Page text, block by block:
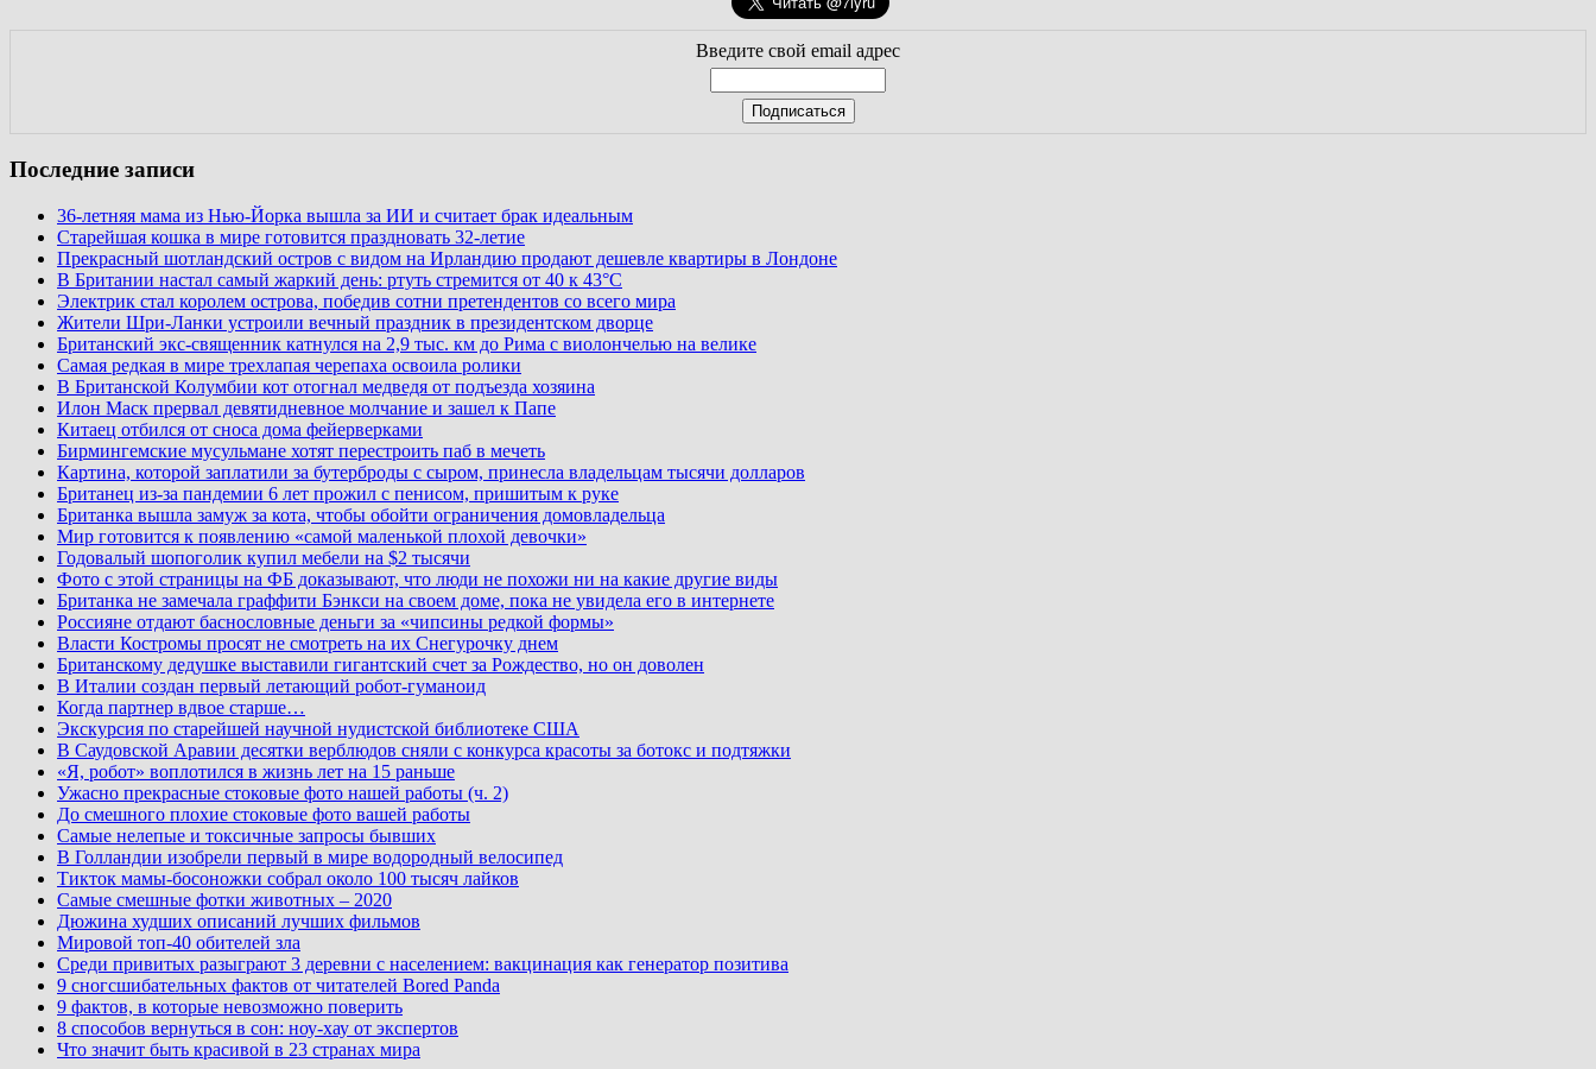
Введите свой email адрес
Последние записи
36-летняя мама из Нью-Йорка вышла за ИИ и считает брак идеальным
Старейшая кошка в мире готовится праздновать 32-летие
Прекрасный шотландский остров с видом на Ирландию продают дешевле квартиры в Лондоне
В Британии настал самый жаркий день: ртуть стремится от 40 к 43°C
Электрик стал королем острова, победив сотни претендентов со всего мира
Жители Шри-Ланки устроили вечный праздник в президентском дворце
Британский экс-священник катнулся на 2,9 тыс. км до Рима с виолончелью на велике
Самая редкая в мире трехлапая черепаха освоила ролики
В Британской Колумбии кот отогнал медведя от подъезда хозяина
Илон Маск прервал девятидневное молчание и зашел к Папе
Китаец отбился от сноса дома фейерверками
Бирмингемские мусульмане хотят перестроить паб в мечеть
Картина, которой заплатили за бутерброды с сыром, принесла владельцам тысячи долларов
Британец из-за пандемии 6 лет прожил с пенисом, пришитым к руке
Британка вышла замуж за кота, чтобы обойти ограничения домовладельца
Мир готовится к появлению «самой маленькой плохой девочки»
Годовалый шопоголик купил мебели на $2 тысячи
Фото с этой страницы на ФБ доказывают, что люди не похожи ни на какие другие виды
Британка не замечала граффити Бэнкси на своем доме, пока не увидела его в интернете
Россияне отдают баснословные деньги за «чипсины редкой формы»
Власти Костромы просят не смотреть на их Снегурочку днем
Британскому дедушке выставили гигантский счет за Рождество, но он доволен
В Италии создан первый летающий робот-гуманоид
Когда партнер вдвое старше…
Экскурсия по старейшей научной нудистской библиотеке США
В Саудовской Аравии десятки верблюдов сняли с конкурса красоты за ботокс и подтяжки
«Я, робот» воплотился в жизнь лет на 15 раньше
Ужасно прекрасные стоковые фото нашей работы (ч. 2)
До смешного плохие стоковые фото вашей работы
Самые нелепые и токсичные запросы бывших
В Голландии изобрели первый в мире водородный велосипед
Тикток мамы-босоножки собрал около 100 тысяч лайков
Самые смешные фотки животных – 2020
Дюжина худших описаний лучших фильмов
Мировой топ-40 обителей зла
Среди привитых разыграют 3 деревни с населением: вакцинация как генератор позитива
9 сногсшибательных фактов от читателей Bored Panda
9 фактов, в которые невозможно поверить
8 способов вернуться в сон: ноу-хау от экспертов
Что значит быть красивой в 23 странах мира